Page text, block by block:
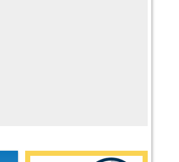
Reisen, Events & Sport